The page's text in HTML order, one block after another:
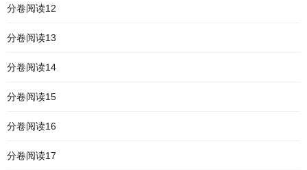
分卷阅读12
分卷阅读13
分卷阅读14
分卷阅读15
分卷阅读16
分卷阅读17